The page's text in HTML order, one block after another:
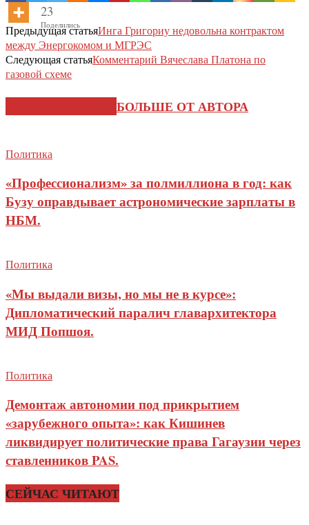
23
Поделились
Предыдущая статьяИнга Григориу недовольна контрактом
между Энергокомом и МГРЭС
Следующая статьяКомментарий Вячеслава Платона по
газовой схеме
БОЛЬШЕ ОТ АВТОРА
Политика
«Профессионализм» за полмиллиона в год: как
Бузу оправдывает астрономические зарплаты в
НБМ.
Политика
«Мы выдали визы, но мы не в курсе»:
Дипломатический паралич главархитектора
МИД Попшоя.
Политика
Демонтаж автономии под прикрытием
«зарубежного опыта»: как Кишинев
ликвидирует политические права Гагаузии через
ставленников PAS.
СЕЙЧАС ЧИТАЮТ